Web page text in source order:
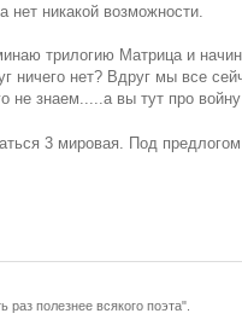
нет никакой возможности.
трилогию Матрица и
ничего нет? Вдруг мы все
не знаем.....а вы тут про
3 мировая. Под
полезнее всякого поэта".